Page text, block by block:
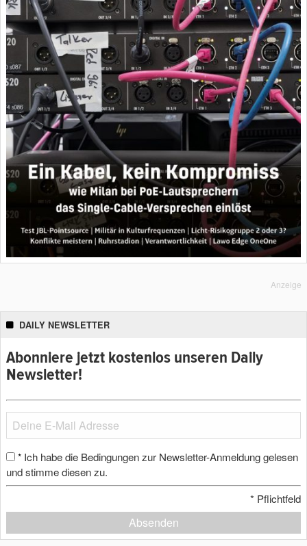
Anzeige
DAILY NEWSLETTER
Abonniere jetzt kostenlos unseren Daily
Newsletter!
* Ich habe die Bedingungen zur Newsletter-Anmeldung gelesen
und stimme diesen zu.
* Pflichtfeld
Absenden